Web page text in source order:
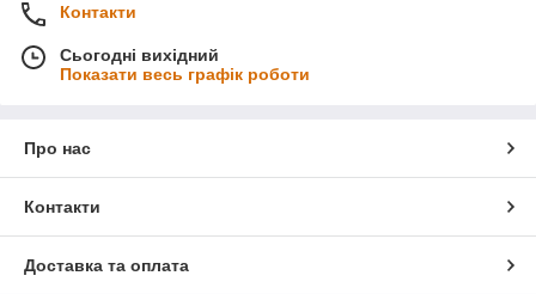
Контакти
Сьогодні вихідний
Показати весь графік роботи
Про нас
Контакти
Доставка та оплата